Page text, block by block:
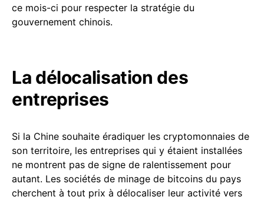
ce mois-ci pour respecter la stratégie du
gouvernement chinois.
La délocalisation des
entreprises
Si la Chine souhaite éradiquer les cryptomonnaies de
son territoire, les entreprises qui y étaient installées
ne montrent pas de signe de ralentissement pour
autant. Les sociétés de minage de bitcoins du pays
cherchent à tout prix à délocaliser leur activité vers